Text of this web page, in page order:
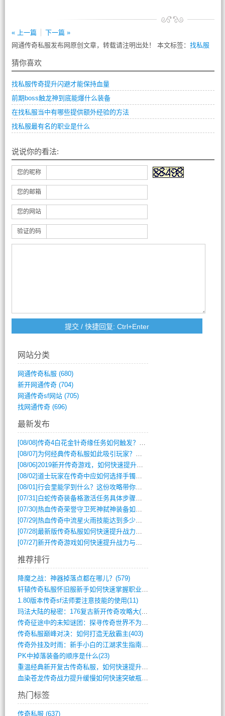
« 上一篇
下一篇 »
网通传奇私服发布网原创文章，转载请注明出处！ 本文标签： 找私服
猜你喜欢
找私服传奇提升闪避才能保持血量
前期boss触龙神到底能爆什么装备
在找私服当中有哪些提供额外经验的方法
找私服最有名的职业是什么
说说你的看法:
您的昵称
您的邮箱
您的网站
验证的码
网站分类
网通传奇私服 (680)
新开网通传奇(704)
网通传奇sf网站(705)
找网通传奇(696)
最新发布
[08/08]传奇4白花金针奇缘任务如何触发？完整攻略解析
[08/07] 为何经典传奇私服如此吸引玩家？深度攻略解析
[08/06]2019新开传奇游戏，如何快速提升角色等级？
[08/02]道士玩家在传奇中应如何选择手镯装备？
[08/01]行会里能学到什么？这份攻略带你全掌握
[07/31] 白蛇传奇装备格激活任务具体步骤是什么？如何完成？
[07/30]热血传奇荣誉守卫死神弑神装备如何获取与佩戴攻略？
[07/29]热血传奇中流星火雨技能达到多少级可以开始练装备？
[07/28]最新版传奇私服如何快速提升战力与获取稀有装备？
[07/27]新开传奇游戏如何快速提升战力与获取稀有装备？
推荐排行
降魔之战：神器掉落点都在哪儿？(579)
轩辕传奇私服怀旧服新手如何快速掌握职业选(993)
1.80版本传奇sf法师要注意技能的使用(11)
玛法大陆的秘密：176复古新开传奇攻略大(486)
传奇征途中的未知谜团：探寻传奇世界不为人(595)
传奇私服巅峰对决：如何打造无敌霸主(403)
传奇外挂及时雨：新手小白的江湖求生指南(802)
PK中掉落装备的顺序是什么(23)
重温经典新开复古传奇私服，如何快速提升等(392)
血染苍龙传奇战力提升缓慢如何快速突破瓶颈(654)
热门标签
传奇私服 (637)